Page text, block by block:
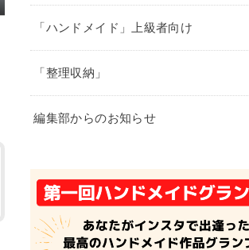
「ハンドメイド」上級者向け
「整理収納」
編集部からのお知らせ